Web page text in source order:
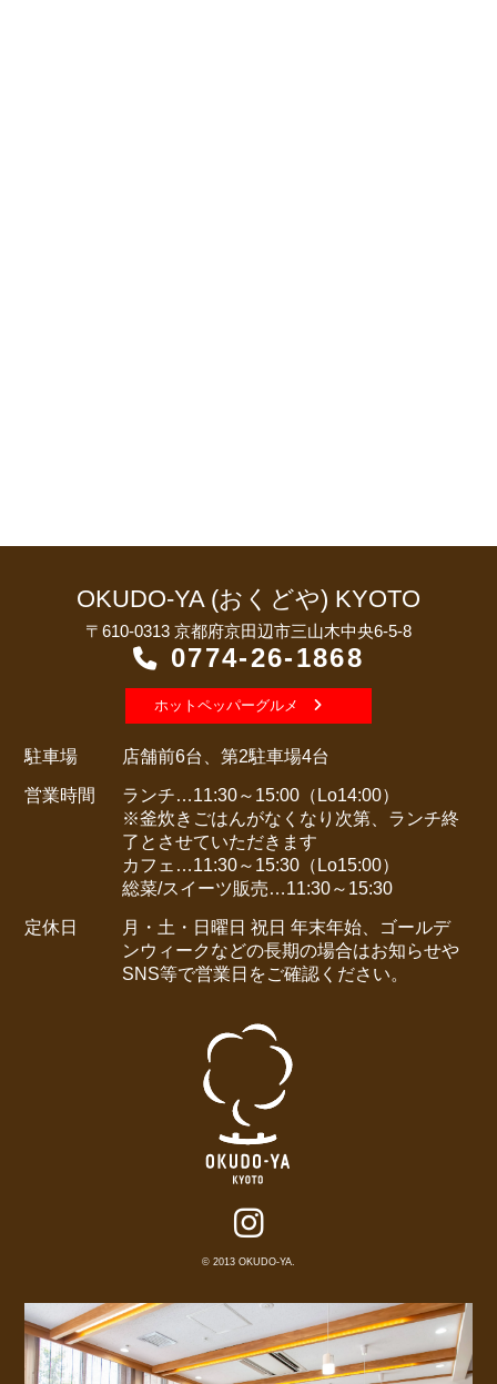
© 2013 OKUDO-YA.
OKUDO-YA (おくどや) KYOTO
〒610-0313 京都府京田辺市三山木中央6-5-8
0774-26-1868
ホットペッパーグルメ
駐車場 店舗前6台、第2駐車場4台
営業時間
ランチ…11:30～15:00（Lo14:00）
※釜炊きごはんがなくなり次第、ランチ終
了とさせていただきます
カフェ…11:30～15:30（Lo15:00）
総菜/スイーツ販売…11:30～15:30
定休日 月・土・日曜日 祝日年末年始、ゴールデ
ンウィークなどの長期の場合はお知らせや
SNS等で営業日をご確認ください。